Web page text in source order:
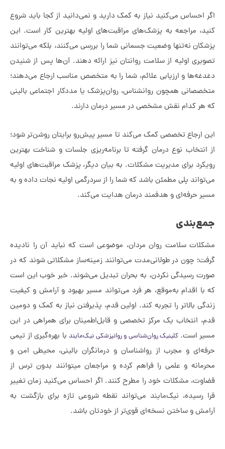
می‌کنید نیاز به کمک دارید و نمی‌دانید از کجا باید شروع
به پزشک‌های مراقبت‌های اولیه بهترین کار است. این
نه‌تنها وضعیت جسمانی شما را بررسی می‌کنند، بلکه می‌توانند
اولیه از سلامت روانتان نیز ارائه دهند. آن‌ها پس از شنیدن
و ارزیابی علائم، شما را به متخصص مناسب ارجاع می‌دهند؛
همچون روانشناس، روان‌پزشک یا مددکار اجتماعی بالینی
نقش مشخصی در مسیر درمان دارند.
تخصصی کمک می‌کند تا مسیر پیش‌رو برایتان روشن‌تر شود؛
نوع درمان گرفته تا برنامه‌ریزی جلسات و شناخت بهترین
برای مدیریت مشکلات. به بیان دیگر، پزشک مراقبت‌های اولیه
پلی مطمئن باشد که شما را از سردرگمی اولیه نجات داده و به
و هدفمند درمان هدایت می‌کند.
سلامت روان مردان، موضوعی است که نباید آن را نادیده
در طولانی‌مدت می‌توانند زمینه‌ساز مشکلاتی شوند که در
نکردن، به بحران تبدیل می‌شوند. خبر خوب این است
به‌موقع، هر فرد می‌تواند مسیر بهبود و آرامش و کیفیت
را تجربه کند. اولین قدم، پذیرفتن نیاز به کمک و دومین
یک مرکز تخصصی و قابل‌اطمینان برای همراهی در این
کلینیک روان‌شناسی و روانپزشکی نیک‌مایندبا بهره‌گیری از تیمی
و مجرب از روا‌شناسان و درمانگران بالینی، محیطی امن و
محرمانه و علمی را فراهم کرده و مراجعان می‎توانند بدون ترس از
مشکلات خود را مطرح کنند. اگر احساس می‌کنید زمان تغییر
نیک‌مایند می‌تواند نقطه شروعی تازه برای بازگشت به
ساختن نسخه‌ای قوی‌تر از خودتان باشد.